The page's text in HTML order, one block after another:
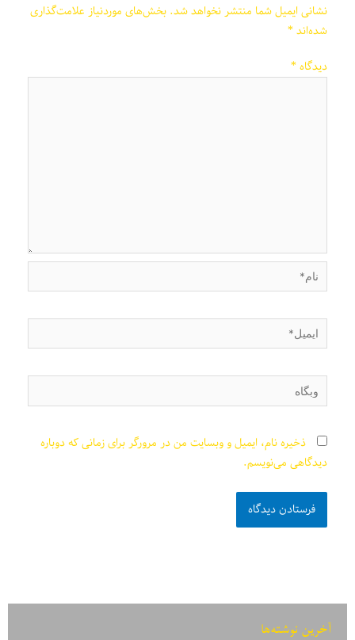
نشانی ایمیل شما منتشر نخواهد شد. بخش‌های موردنیاز علامت‌گذاری
شده‌اند*
دیدگاه*
نام*
ایمیل*
وبگاه
ذخیره نام، ایمیل و وبسایت من در مرورگر برای زمانی که دوباره
دیدگاهی می‌نویسم.
آخرین نوشته‌ها